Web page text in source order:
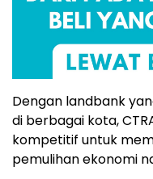
Dengan landbank
di berbagai kota,
kompetitif untuk
pemulihan ekonomi